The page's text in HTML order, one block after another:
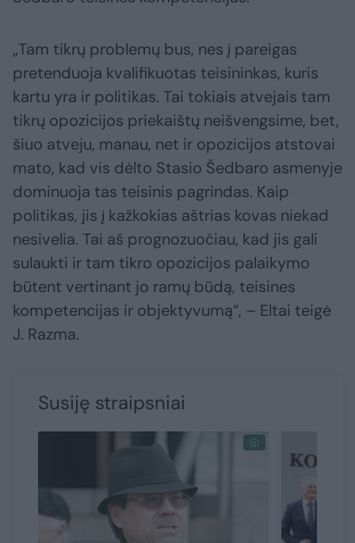
„Tam tikrų problemų bus, nes į pareigas
pretenduoja kvalifikuotas teisininkas, kuris
kartu yra ir politikas. Tai tokiais atvejais tam
tikrų opozicijos priekaištų neišvengsime, bet,
šiuo atveju, manau, net ir opozicijos atstovai
mato, kad vis dėlto Stasio Šedbaro asmenyje
dominuoja tas teisinis pagrindas. Kaip
politikas, jis į kažkokias aštrias kovas niekad
nesivelia. Tai aš prognozuočiau, kad jis gali
sulaukti ir tam tikro opozicijos palaikymo
būtent vertinant jo ramų būdą, teisines
kompetencijas ir objektyvumą“, – Eltai teigė
J. Razma.
Susiję straipsniai